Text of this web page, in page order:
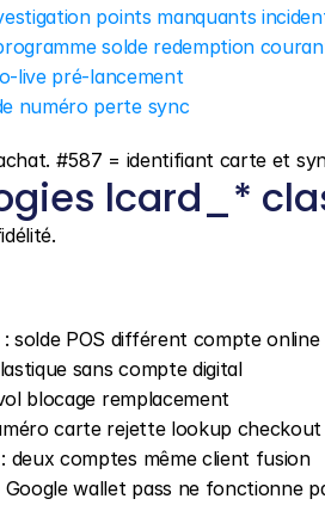
points manquants
solde redemption
live pré-lancement
numéro perte sync
#587 = identifiant carte et
lcard_*
: solde POS différent compte online
sans compte digital
blocage remplacement
carte rejette lookup checkout
deux comptes même client fusion
wallet pass ne fonctionne